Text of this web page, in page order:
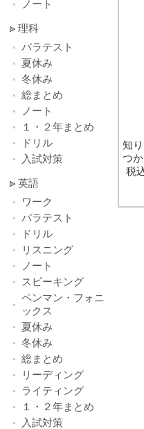
知
つ
税
ノート
理科
バラテスト
夏休み
冬休み
総まとめ
ノート
１・２年まとめ
ドリル
入試対策
英語
ワーク
バラテスト
ドリル
リスニング
ノート
スピーキング
ペンマン・フォニ
ックス
夏休み
冬休み
総まとめ
リーディング
ライティング
１・２年まとめ
入試対策